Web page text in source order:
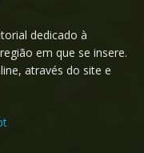
dedicado à
em que se insere.
através do site e